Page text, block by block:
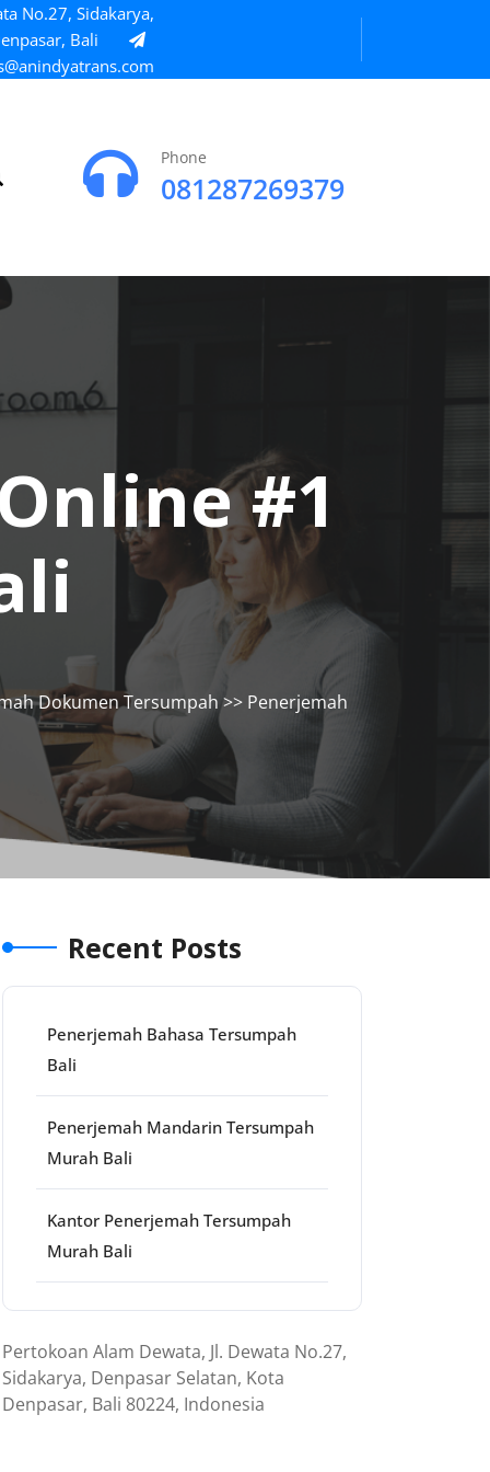
No.27, Sidakarya,
Bali
Phone
081287269379
#1
Dokumen Tersumpah >> Penerjemah
Recent Posts
Penerjemah Bahasa Tersumpah
Bali
Penerjemah Mandarin Tersumpah
Murah Bali
Kantor Penerjemah Tersumpah
Murah Bali
Pertokoan Alam Dewata, Jl. Dewata No.27,
Sidakarya, Denpasar Selatan, Kota
Denpasar, Bali 80224, Indonesia